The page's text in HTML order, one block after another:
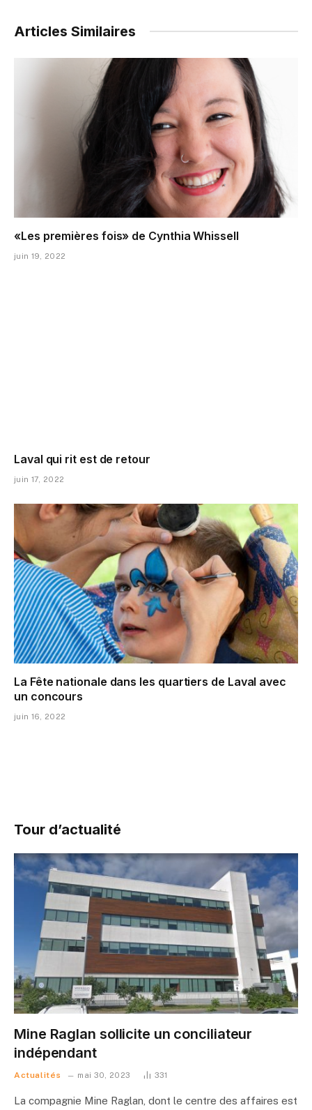
Articles Similaires
«Les premières fois» de Cynthia Whissell
juin 19, 2022
Laval qui rit est de retour
juin 17, 2022
La Fête nationale dans les quartiers de Laval avec
un concours
juin 16, 2022
Tour d’actualité
Mine Raglan sollicite un conciliateur
indépendant
Actualités mai 30, 2023 331
La compagnie Mine Raglan, dont le centre des affaires est